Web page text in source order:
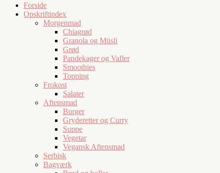
Forside
Opskriftindex
Morgenmad
Chiagrød
Granola og Müsli
Grød
Pandekager og Vafler
Smoothies
Topping
Frokost
Salater
Aftensmad
Burger
Gryderetter og Curry
Suppe
Vegetar
Vegansk Aftensmad
Serbisk
Bagværk